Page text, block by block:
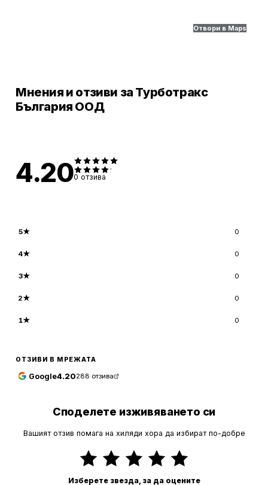
Отвори в Maps
Мнения и отзиви за Турботракс
България ООД
4.200 отзива
5★ 0
4★ 0
3★ 0
2★ 0
1★ 0
ОТЗИВИ В МРЕЖАТА
Google4.20288 отзива
Споделете изживяването си
Вашият отзив помага на хиляди хора да избират по-добре
Изберете звезда, за да оцените